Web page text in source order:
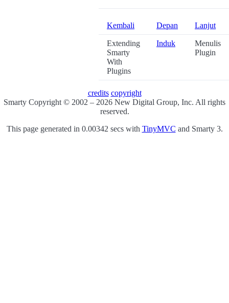
Kembali Depan Lanjut
Extending
Smarty
With
Plugins
Induk
Menulis
Plugin
credits copyright
Smarty Copyright © 2002 – 2026 New Digital Group, Inc. All rights
reserved.
This page generated in 0.00342 secs with TinyMVC and Smarty 3.